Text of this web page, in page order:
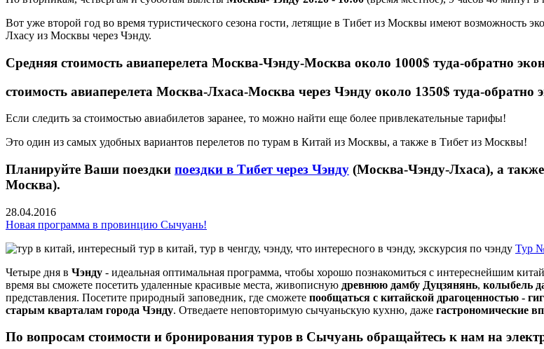
Вот уже второй год во время туристического сезона гости, летящие в Тибет из Москвы имеют возможность
Лхасу из Москвы через Чэнду.
Средняя стоимость авиаперелета Москва-Чэнду-Москва около 1000$ туда-обратно
стоимость авиаперелета Москва-Лхаса-Москва через Чэнду около 1350$ туда-
Если следить за стоимостью авиабилетов заранее, то можно найти еще более привлекательные тарифы!
Это один из самых удобных вариантов перелетов по турам в Китай из Москвы, а также в Тибет из Москвы!
Планируйте Ваши поездки поездки в Тибет через Чэнду (Москва-Чэнду-Лхаса), а также
Москва).
28.04.2016
Новая программа в провинцию Сычуань!
Тур
Четыре дня в Чэнду - идеальная оптимальная программа, чтобы хорошо познакомиться с интереснейшим
время вы сможете посетить удаленные красивые места, живописную древнюю дамбу Дуцзянянь, колыбель
представления. Посетите природный заповедник, где сможете пообщаться с китайской драгоценностью -
старым кварталам города Чэнду. Отведаете неповторимую сычуаньскую кухню, даже гастрономические
По вопросам стоимости и бронирования туров в Сычуань обращайтесь к нам на